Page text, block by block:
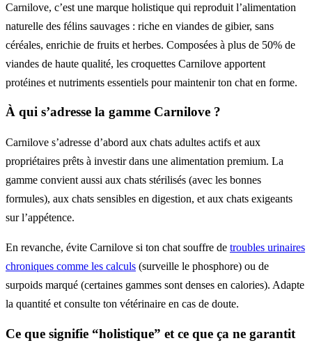
Carnilove, c’est une marque holistique qui reproduit l’alimentation
naturelle des félins sauvages : riche en viandes de gibier, sans
céréales, enrichie de fruits et herbes. Composées à plus de 50% de
viandes de haute qualité, les croquettes Carnilove apportent
protéines et nutriments essentiels pour maintenir ton chat en forme.
À qui s’adresse la gamme Carnilove ?
Carnilove s’adresse d’abord aux chats adultes actifs et aux
propriétaires prêts à investir dans une alimentation premium. La
gamme convient aussi aux chats stérilisés (avec les bonnes
formules), aux chats sensibles en digestion, et aux chats exigeants
sur l’appétence.
En revanche, évite Carnilove si ton chat souffre de troubles urinaires
chroniques comme les calculs (surveille le phosphore) ou de
surpoids marqué (certaines gammes sont denses en calories). Adapte
la quantité et consulte ton vétérinaire en cas de doute.
Ce que signifie “holistique” et ce que ça ne garantit